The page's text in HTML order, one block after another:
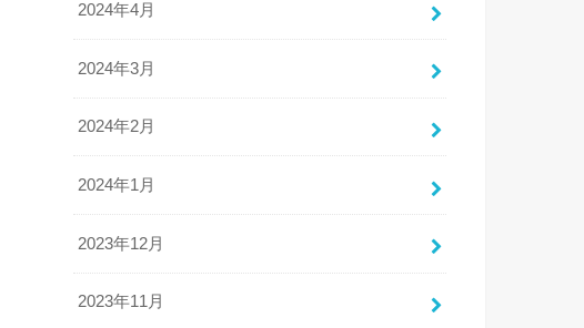
2024年4月
2024年3月
2024年2月
2024年1月
2023年12月
2023年11月